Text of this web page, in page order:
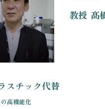
教授 髙
スチック代替
高機能化